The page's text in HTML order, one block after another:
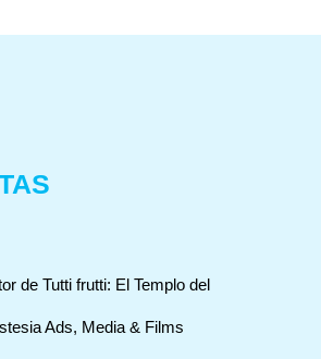
de Tutti frutti: El Templo del
Ads, Media & Films